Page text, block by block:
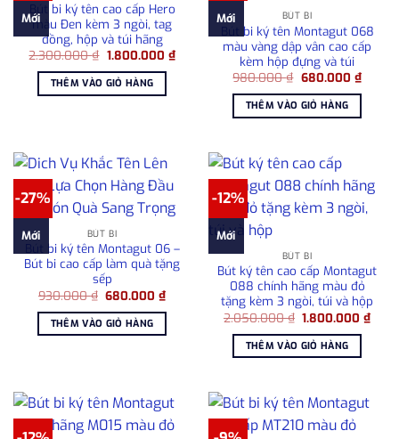
Mới
Bút bi ký tên cao cấp Hero
màu Đen kèm 3 ngòi, tag
đồng, hộp và túi hãng
2.300.000₫ Giá
là:
2.300.000 ₫.
1.800.000 ₫Giá
THÊM VÀO GIỎ HÀNG
Mới BÚT BI
Bút bi ký tên Montagut 068
màu vàng dập vân cao cấp
kèm hộp đựng và túi
980.000₫ Giá
là:
980.000 ₫.
680.000 ₫Giá
THÊM VÀO GIỎ HÀNG
-27%
Mới BÚT BI
Bút bi ký tên Montagut 06 –
Bút bi cao cấp làm quà tặng
sếp
930.000₫ Giá
là:
930.000 ₫.
680.000₫Giá
hiện
680.000 ₫.
THÊM VÀO GIỎ HÀNG
-12%
Mới
BÚT BI
Bút ký tên cao cấp Montagut
088 chính hãng màu đỏ
tặng kèm 3 ngòi, túi và hộp
2.050.000₫ Giá
là:
2.050.000 ₫.
1.800.000₫Giá
hiện
THÊM VÀO GIỎ HÀNG